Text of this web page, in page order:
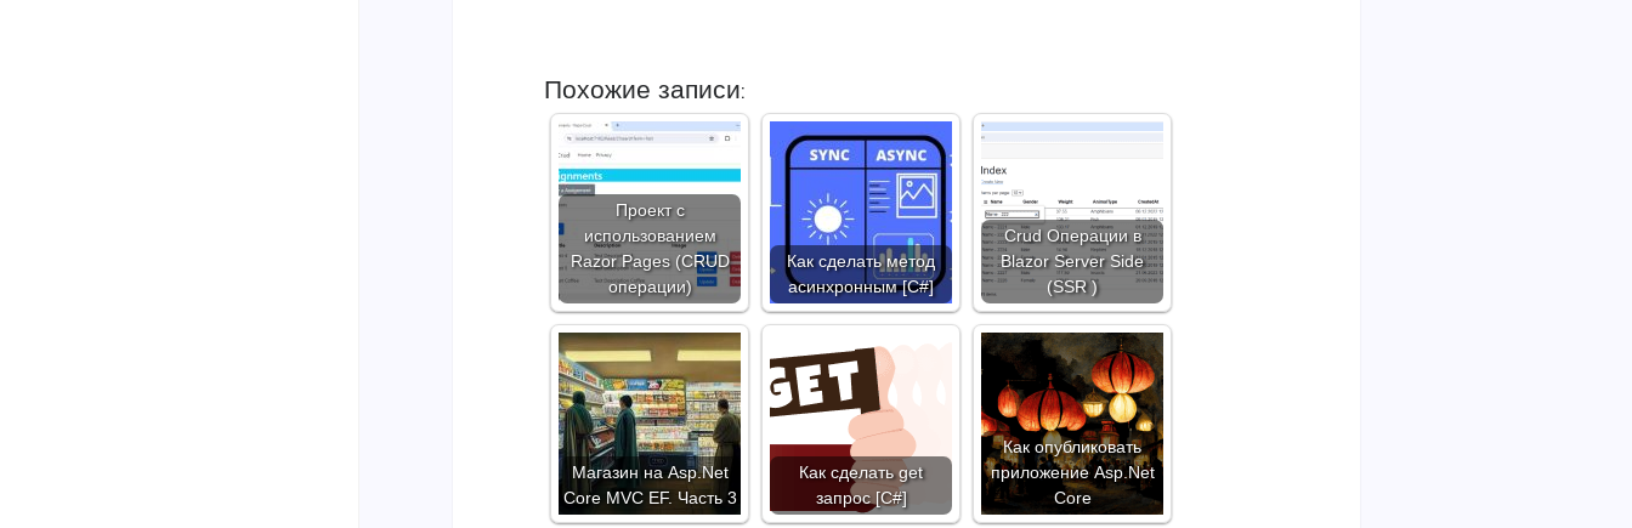
Похожие записи:
Проект с
использованием
Razor Pages (CRUD
операции)
Как сделать метод
асинхронным [C#]
Crud Операции в
Blazor Server Side
(SSR )
Магазин на Asp.Net
Core MVC EF. Часть 3
Как сделать get
запрос [C#]
Как опубликовать
приложение Asp.Net
Core